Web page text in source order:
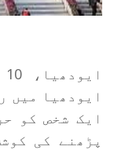
ایودھیا میں
ایک شخص کو
پڑھنے کی